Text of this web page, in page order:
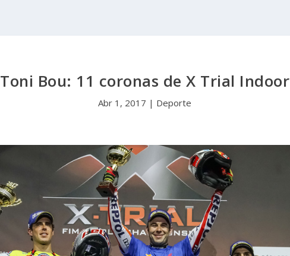
Toni Bou: 11 coronas de X Trial Indoor
Abr 1, 2017 | Deporte